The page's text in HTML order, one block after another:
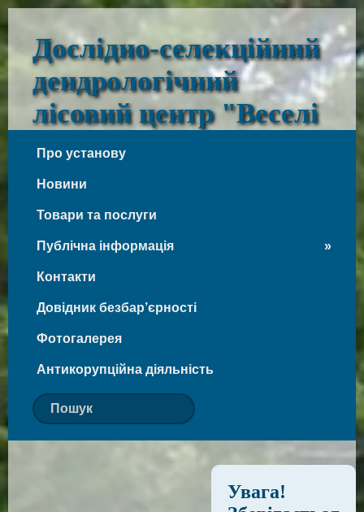
Дослідно-селекційний
дендрологічний
лісовий центр "Веселі
Боковеньки"
Веселі Боковеньки
Про установу
Новини
Товари та послуги
Публічна інформація
Контакти
Довідник безбар’єрності
Фотогалерея
Антикорупційна діяльність
Увага!